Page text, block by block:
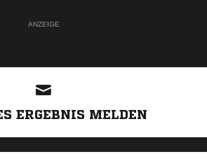
ANZEIGE
ERGEBNIS MELDEN